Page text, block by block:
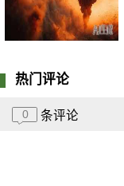
热门评论
0 条评论